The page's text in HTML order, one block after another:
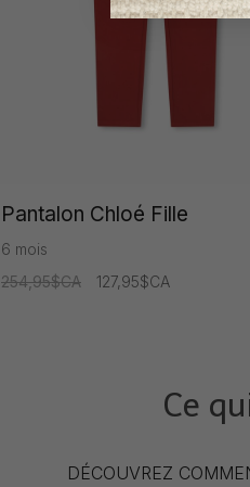
Pantalon Chloé Fille
6 mois
254,95$CA
127,95$CA
Ce
DÉCOUVREZ